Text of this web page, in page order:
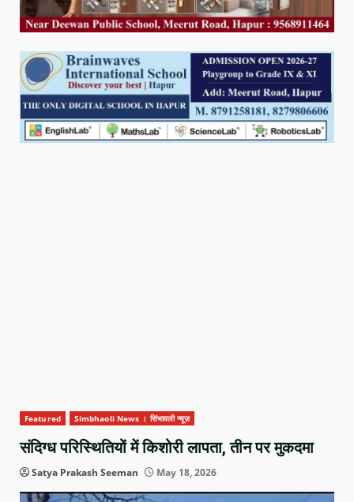
Featured Simbhaoli News । सिंभावली न्यूज़
संदिग्ध परिस्थितियों में किशोरी लापता, तीन पर मुकदमा
Satya Prakash Seeman May 18, 2026